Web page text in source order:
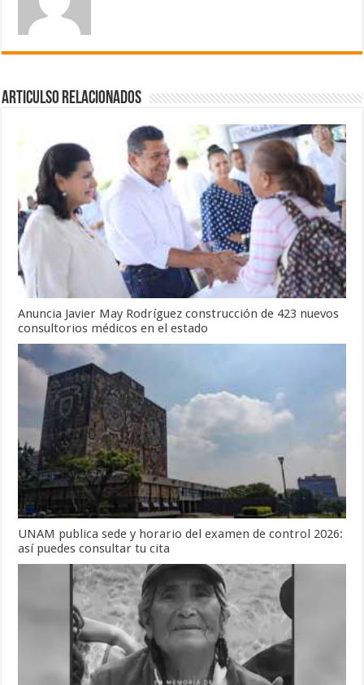
Articulso Relacionados
Anuncia Javier May Rodríguez construcción de 423 nuevos
consultorios médicos en el estado
UNAM publica sede y horario del examen de control 2026:
así puedes consultar tu cita